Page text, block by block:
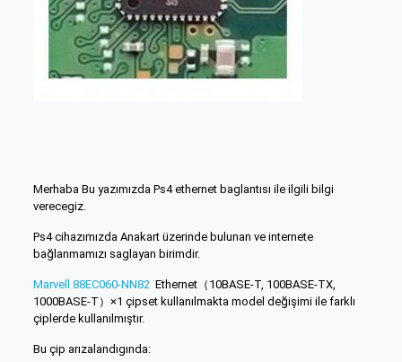
Merhaba Bu yazımızda Ps4 ethernet baglantısı ile ilgili bilgi
verecegiz.
Ps4 cihazımızda Anakart üzerinde bulunan ve internete
bağlanmamızı saglayan birimdir.
Marvell 88EC060-NN82 Ethernet（10BASE-T, 100BASE-TX,
1000BASE-T）×1 çipset kullanılmakta model değişimi ile farklı
çiplerde kullanılmıştır.
Bu çip arızalandıgında: